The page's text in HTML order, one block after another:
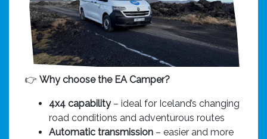
👉 Why choose the EA Camper?
4x4 capability– ideal for Iceland’s changing
road conditions and adventurous routes
Automatic transmission – easier and more